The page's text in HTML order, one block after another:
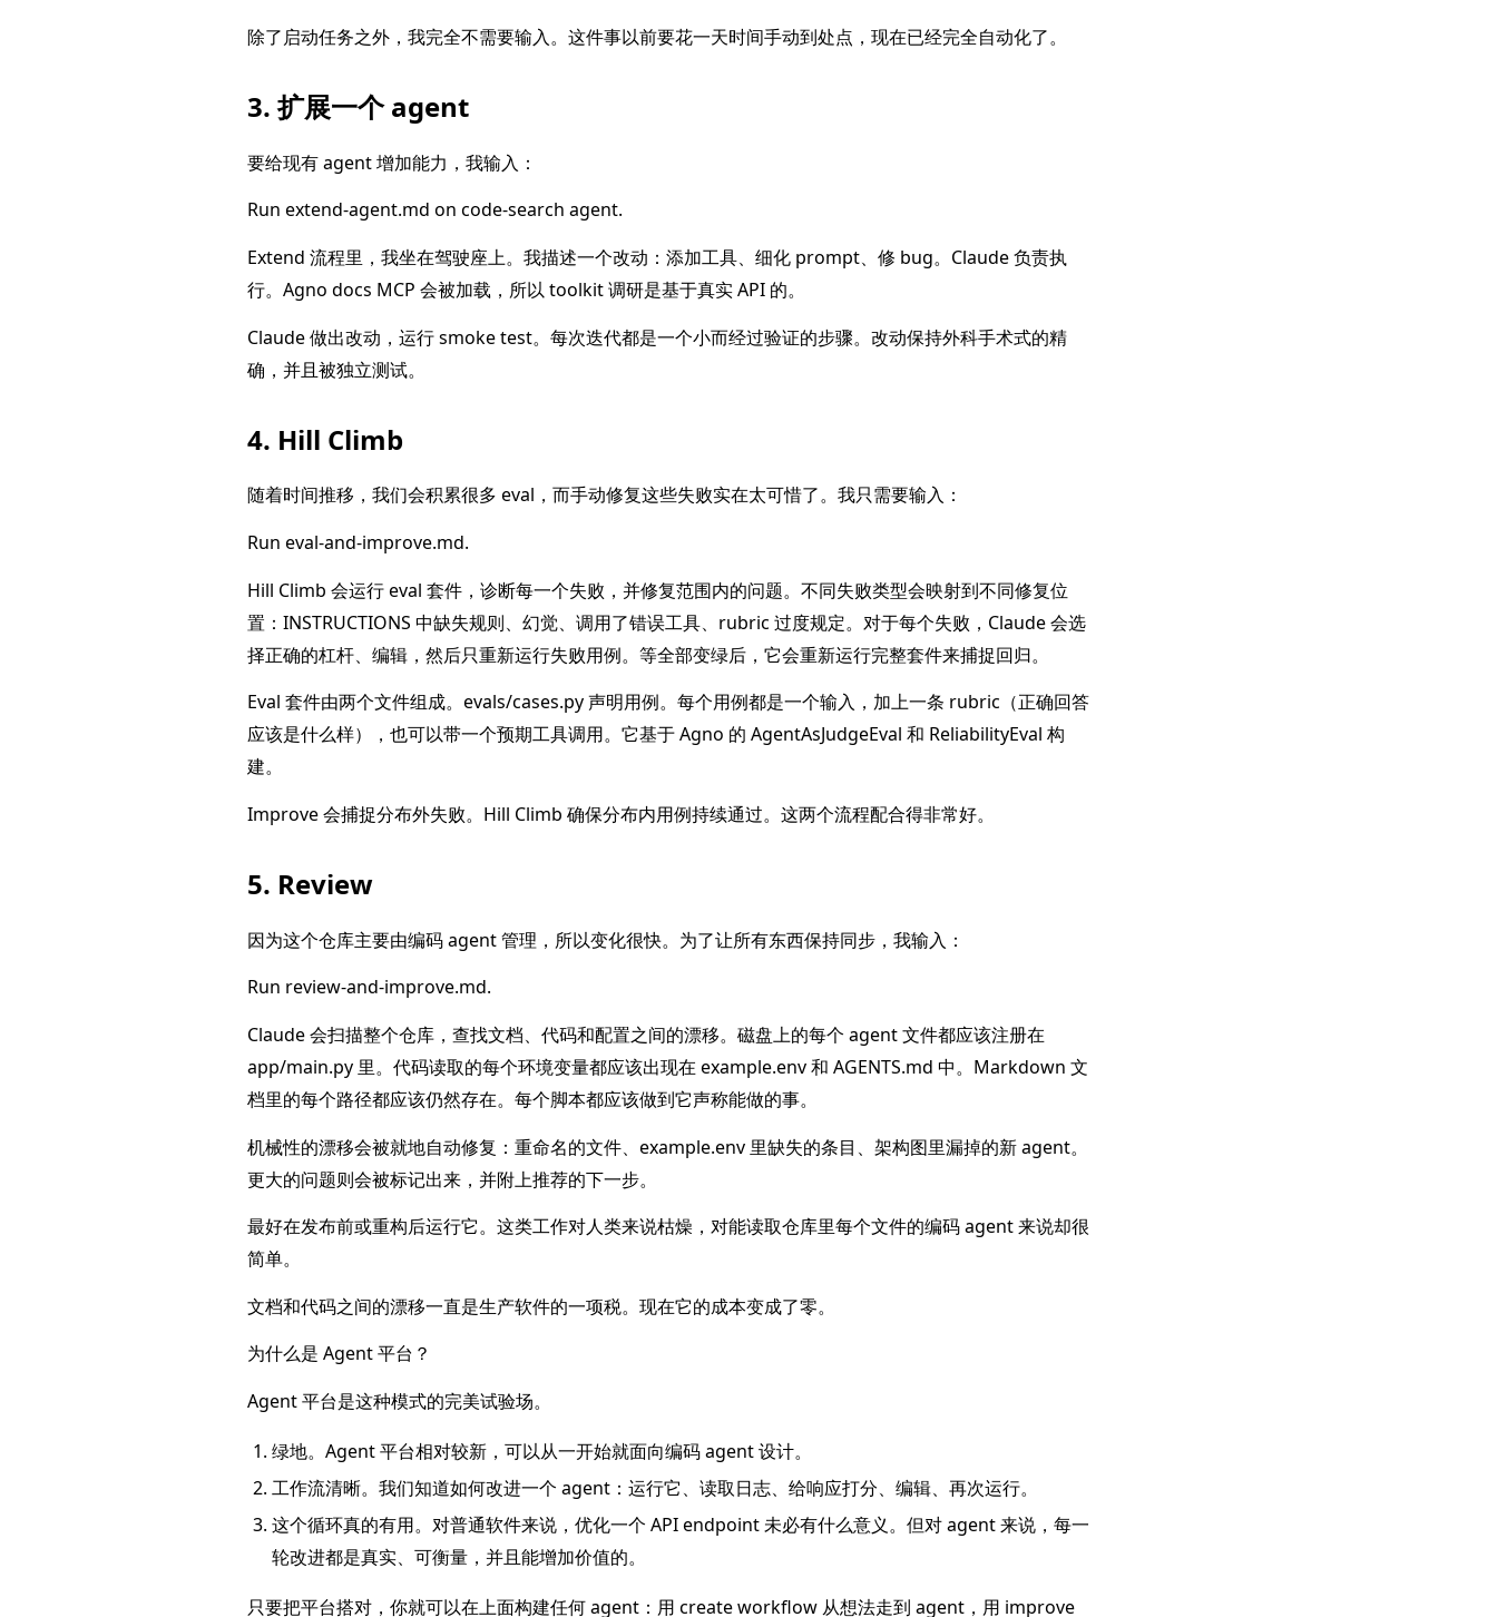
除了启动任务之外，我完全不需要输入。这件事以前要花一天时间手动到处点，现在已经完全自动化了。
3. 扩展一个 agent
要给现有 agent 增加能力，我输入：
Run extend-agent.md on code-search agent.
Extend 流程里，我坐在驾驶座上。我描述一个改动：添加工具、细化 prompt、修 bug。Claude 负责执
行。Agno docs MCP 会被加载，所以 toolkit 调研是基于真实 API 的。
Claude 做出改动，运行 smoke test。每次迭代都是一个小而经过验证的步骤。改动保持外科手术式的精
确，并且被独立测试。
4. Hill Climb
随着时间推移，我们会积累很多 eval，而手动修复这些失败实在太可惜了。我只需要输入：
Run eval-and-improve.md.
Hill Climb 会运行 eval 套件，诊断每一个失败，并修复范围内的问题。不同失败类型会映射到不同修复位
置：INSTRUCTIONS 中缺失规则、幻觉、调用了错误工具、rubric 过度规定。对于每个失败，Claude 会选
择正确的杠杆、编辑，然后只重新运行失败用例。等全部变绿后，它会重新运行完整套件来捕捉回归。
Eval 套件由两个文件组成。evals/cases.py 声明用例。每个用例都是一个输入，加上一条 rubric（正确回答
应该是什么样），也可以带一个预期工具调用。它基于 Agno 的 AgentAsJudgeEval 和 ReliabilityEval 构
建。
Improve 会捕捉分布外失败。Hill Climb 确保分布内用例持续通过。这两个流程配合得非常好。
5. Review
因为这个仓库主要由编码 agent 管理，所以变化很快。为了让所有东西保持同步，我输入：
Run review-and-improve.md.
Claude 会扫描整个仓库，查找文档、代码和配置之间的漂移。磁盘上的每个 agent 文件都应该注册在
app/main.py 里。代码读取的每个环境变量都应该出现在 example.env 和 AGENTS.md 中。Markdown 文
档里的每个路径都应该仍然存在。每个脚本都应该做到它声称能做的事。
机械性的漂移会被就地自动修复：重命名的文件、example.env 里缺失的条目、架构图里漏掉的新 agent。
更大的问题则会被标记出来，并附上推荐的下一步。
最好在发布前或重构后运行它。这类工作对人类来说枯燥，对能读取仓库里每个文件的编码 agent 来说却很
简单。
文档和代码之间的漂移一直是生产软件的一项税。现在它的成本变成了零。
为什么是 Agent 平台？
Agent 平台是这种模式的完美试验场。
绿地。Agent 平台相对较新，可以从一开始就面向编码 agent 设计。
工作流清晰。我们知道如何改进一个 agent：运行它、读取日志、给响应打分、编辑、再次运行。
这个循环真的有用。对普通软件来说，优化一个 API endpoint 未必有什么意义。但对 agent 来说，每一
轮改进都是真实、可衡量，并且能增加价值的。
只要把平台搭对，你就可以在上面构建任何 agent：用 create workflow 从想法走到 agent，用 improve